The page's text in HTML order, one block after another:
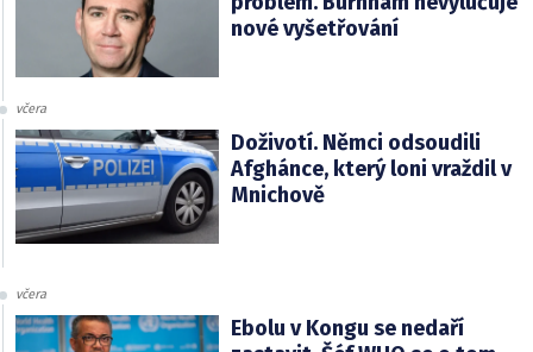
nové vyšetřování
včera
Doživotí. Němci odsoudili
Afghánce, který loni vraždil v
Mnichově
včera
Ebolu v Kongu se nedaří